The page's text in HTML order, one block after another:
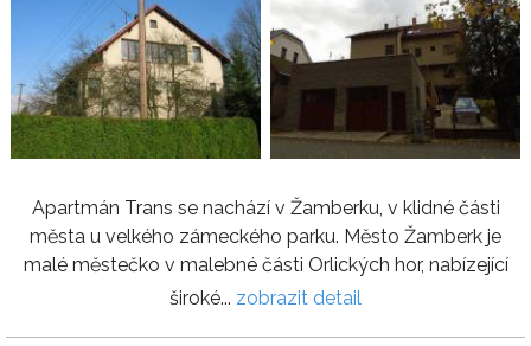
Apartmán Trans se nachází v Žamberku, v klidné části
města u velkého zámeckého parku. Město Žamberk je
malé městečko v malebné části Orlických hor, nabízející
široké... zobrazit detail